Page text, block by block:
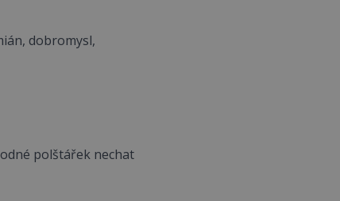
dobromysl,
polštářek nechat